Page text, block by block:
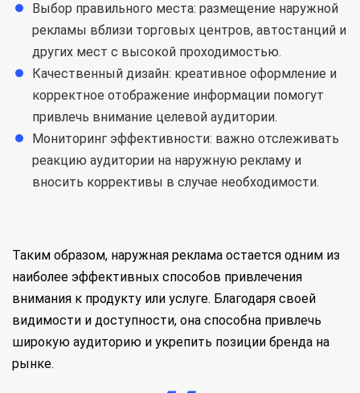
Выбор правильного места: размещение наружной
рекламы вблизи торговых центров, автостанций и
других мест с высокой проходимостью.
Качественный дизайн: креативное оформление и
корректное отображение информации помогут
привлечь внимание целевой аудитории.
Мониторинг эффективности: важно отслеживать
реакцию аудитории на наружную рекламу и
вносить коррективы в случае необходимости.
Таким образом, наружная реклама остается одним из
наиболее эффективных способов привлечения
внимания к продукту или услуге. Благодаря своей
видимости и доступности, она способна привлечь
широкую аудиторию и укрепить позиции бренда на
рынке.